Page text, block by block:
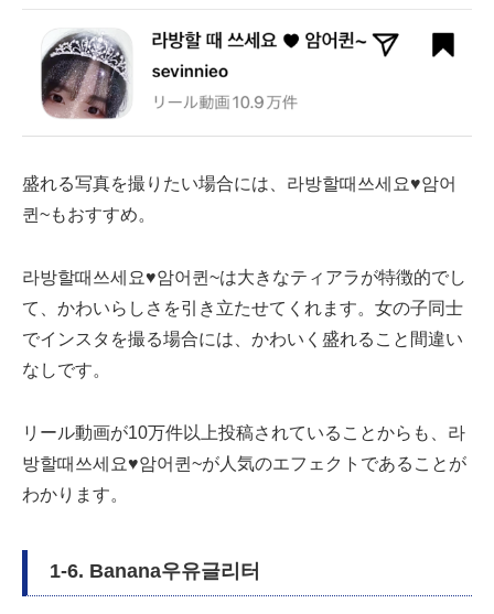
盛れる写真を撮りたい場合には、라방할때쓰세요♥암어
퀸~もおすすめ。
라방할때쓰세요♥암어퀸~は大きなティアラが特徴的でし
て、かわいらしさを引き立たせてくれます。女の子同士
でインスタを撮る場合には、かわいく盛れること間違い
なしです。
リール動画が10万件以上投稿されていることからも、라
방할때쓰세요♥암어퀸~が人気のエフェクトであることが
わかります。
1-6. Banana우유글리터